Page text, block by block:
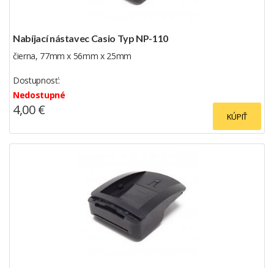
Nabíjací nástavec Casio Typ NP-110
čierna, 77mm x 56mm x 25mm
Dostupnosť:
Nedostupné
KÚPIŤ
4,00 €